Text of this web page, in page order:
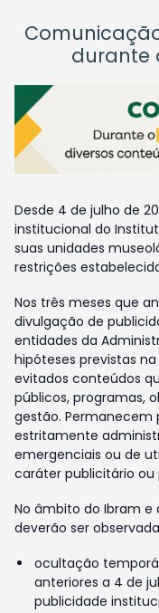
durante
Desde 4 de julho de
institucional do
suas unidades
restrições
Nos três meses que
divulgação de
entidades da
hipóteses previstas
evitados conteúdos
públicos, programas,
gestão. Permanecem
estritamente
emergenciais ou de
caráter publicitário ou
No âmbito do Ibram e
deverão ser
ocultação
anteriores a 4 de
publicidade